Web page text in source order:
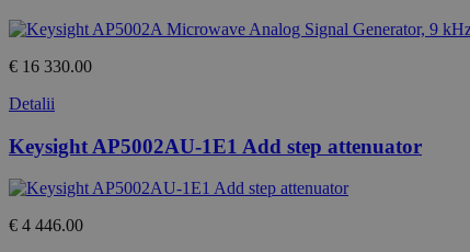
€ 16 330.00
Detalii
Keysight AP5002AU-1E1 Add step attenuator
€ 4 446.00